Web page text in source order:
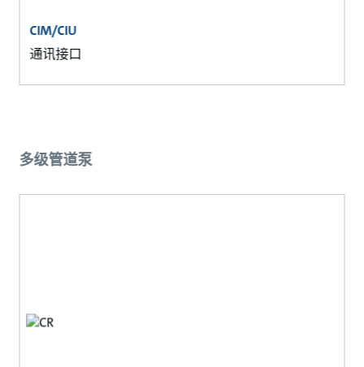
CIM/CIU
通讯接口
多级管道泵